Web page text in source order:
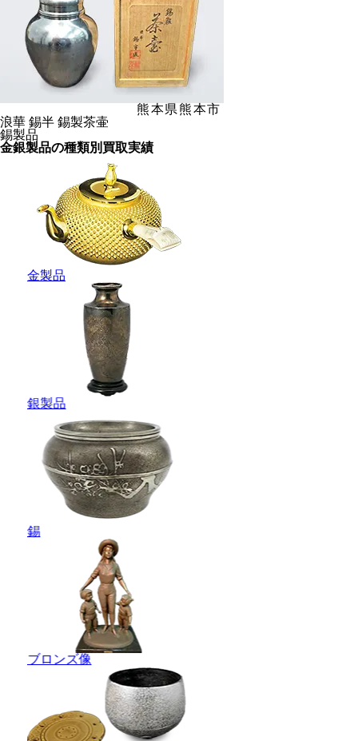
熊本県熊本市
浪華 錫半 錫製茶壷
錫製品
金銀製品の種類別買取実績
金製品
銀製品
錫
ブロンズ像